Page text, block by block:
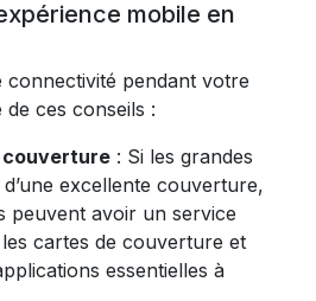
mobile en
pendant votre
ces conseils :
: Si les grandes
excellente couverture,
peuvent avoir un service
cartes de couverture et
essentielles à